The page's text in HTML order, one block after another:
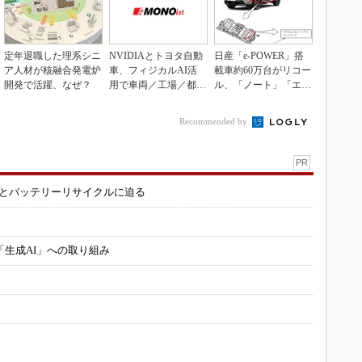
定年退職した理系シニ
ア人材が核融合発電炉
開発で活躍、なぜ？
NVIDIAとトヨタ自動
車、フィジカルAI活
用で車両／工場／都市
日産「e-POWER」搭
載車約60万台がリコー
ル、「ノート」「エク
Recommended by
PR
バッテリーリサイクルに迫る
生成AI」への取り組み